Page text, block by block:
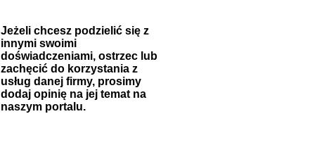
Jeżeli chcesz podzielić się z
innymi swoimi
doświadczeniami, ostrzec lub
zachęcić do korzystania z
usług danej firmy, prosimy
dodaj opinię na jej temat na
naszym portalu.